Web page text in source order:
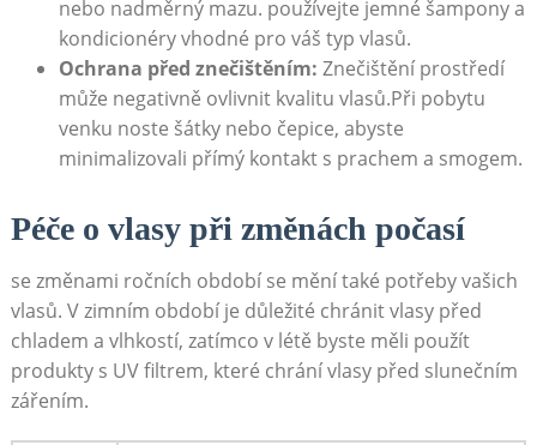
nebo nadměrný mazu. používejte jemné šampony a
kondicionéry vhodné pro váš typ vlasů.
Ochrana před znečištěním: Znečištění prostředí
může negativně ovlivnit kvalitu vlasů.Při pobytu
venku noste šátky nebo čepice, abyste
minimalizovali přímý kontakt s prachem a smogem.
Péče o vlasy při změnách počasí
se změnami ročních období se mění také potřeby vašich
vlasů. V zimním období je důležité chránit vlasy před
chladem a vlhkostí, zatímco v létě byste měli použít
produkty s UV filtrem, které chrání vlasy před slunečním
zářením.